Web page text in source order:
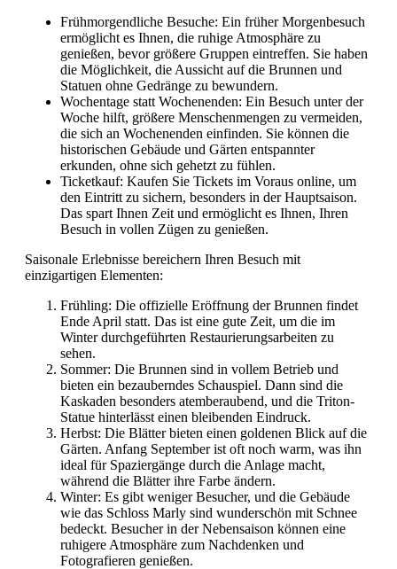
Frühmorgendliche Besuche: Ein früher Morgenbesuch
ermöglicht es Ihnen, die ruhige Atmosphäre zu
genießen, bevor größere Gruppen eintreffen. Sie haben
die Möglichkeit, die Aussicht auf die Brunnen und
Statuen ohne Gedränge zu bewundern.
Wochentage statt Wochenenden: Ein Besuch unter der
Woche hilft, größere Menschenmengen zu vermeiden,
die sich an Wochenenden einfinden. Sie können die
historischen Gebäude und Gärten entspannter
erkunden, ohne sich gehetzt zu fühlen.
Ticketkauf: Kaufen Sie Tickets im Voraus online, um
den Eintritt zu sichern, besonders in der Hauptsaison.
Das spart Ihnen Zeit und ermöglicht es Ihnen, Ihren
Besuch in vollen Zügen zu genießen.
Saisonale Erlebnisse bereichern Ihren Besuch mit
einzigartigen Elementen:
Frühling: Die offizielle Eröffnung der Brunnen findet
Ende April statt. Das ist eine gute Zeit, um die im
Winter durchgeführten Restaurierungsarbeiten zu
sehen.
Sommer: Die Brunnen sind in vollem Betrieb und
bieten ein bezauberndes Schauspiel. Dann sind die
Kaskaden besonders atemberaubend, und die Triton-
Statue hinterlässt einen bleibenden Eindruck.
Herbst: Die Blätter bieten einen goldenen Blick auf die
Gärten. Anfang September ist oft noch warm, was ihn
ideal für Spaziergänge durch die Anlage macht,
während die Blätter ihre Farbe ändern.
Winter: Es gibt weniger Besucher, und die Gebäude
wie das Schloss Marly sind wunderschön mit Schnee
bedeckt. Besucher in der Nebensaison können eine
ruhigere Atmosphäre zum Nachdenken und
Fotografieren genießen.